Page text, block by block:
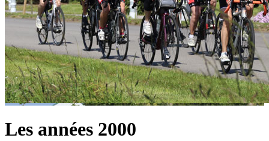
Les années 2000